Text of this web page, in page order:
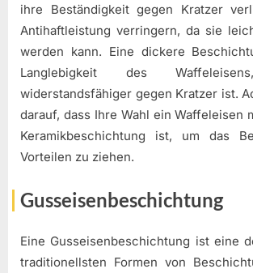
ihre Beständigkeit gegen Kratzer
Antihaftleistung verringern, da sie
werden kann. Eine dickere
Langlebigkeit des
widerstandsfähiger gegen Kratzer ist.
darauf, dass Ihre Wahl ein Waffeleisen
Keramikbeschichtung ist, um das
Vorteilen zu ziehen.
Gusseisenbeschichtung
Eine Gusseisenbeschichtung ist eine
traditionellsten Formen von